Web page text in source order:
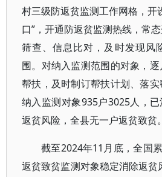
村三级防返贫监测工作网格，开
口”，开通防返贫监测热线，常
筛查、信息比对，及时发现风
围。对纳入监测范围的对象，
帮扶，及时制订帮扶计划、落
纳入监测对象935户3025人，
返贫风险，全县无一户返贫致贫。
截至2024年11月底，全国
返贫致贫监测对象稳定消除返贫